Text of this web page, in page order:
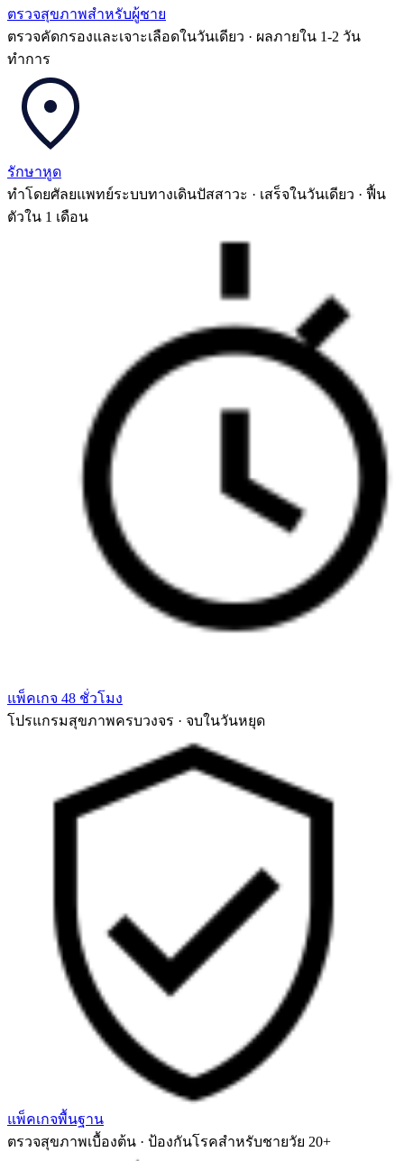
ตรวจสุขภาพสำหรับผู้ชาย
ตรวจคัดกรองและเจาะเลือดในวันเดียว · ผลภายใน 1-2 วัน
ทำการ
รักษาหูด
ทำโดยศัลยแพทย์ระบบทางเดินปัสสาวะ · เสร็จในวันเดียว · ฟื้น
ตัวใน 1 เดือน
แพ็คเกจ 48 ชั่วโมง
โปรแกรมสุขภาพครบวงจร · จบในวันหยุด
แพ็คเกจพื้นฐาน
ตรวจสุขภาพเบื้องต้น · ป้องกันโรคสำหรับชายวัย 20+